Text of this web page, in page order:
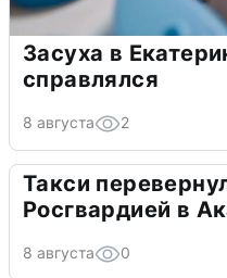
Засуха в
справлялся
8 августа 2
Такси
Росгвардией в
8 августа 0